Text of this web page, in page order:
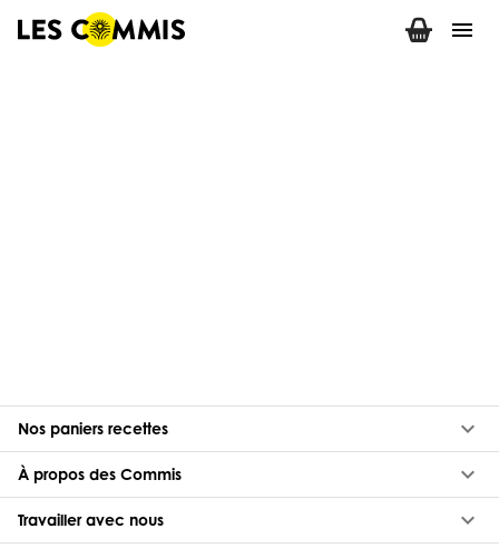
menu
Nos paniers recettes keyboard_arrow_down
À propos des Commis keyboard_arrow_down
Travailler avec nous keyboard_arrow_down